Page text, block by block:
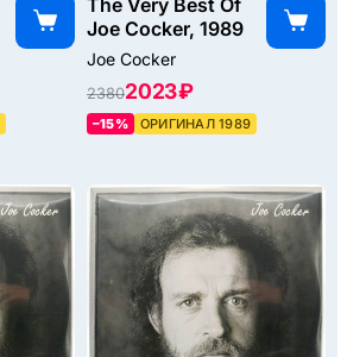
The Very Best Of
Joe Cocker, 1989
Joe Cocker
23802023 ₽
–15% ОРИГИНАЛ 1989